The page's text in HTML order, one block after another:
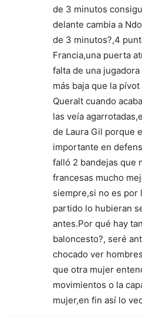
de 3 minutos
delante cambia a
de 3 minutos?,4
Francia,una puerta
falta de una
más baja que la
Queralt cuando
las veía
de Laura Gil porque
importante en
falló 2 bandejas que
francesas mucho
siempre,si no es por
partido lo hubieran
antes.Por qué hay
baloncesto?, seré
chocado ver
que otra mujer
movimientos o la
mujer,en fin así lo